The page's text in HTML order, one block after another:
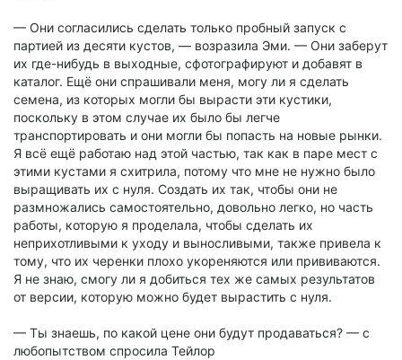
— Они согласились сделать только пробный запуск с
партией из десяти кустов, — возразила Эми. — Они заберут
их где-нибудь в выходные, сфотографируют и добавят в
каталог. Ещё они спрашивали меня, могу ли я сделать
семена, из которых могли бы вырасти эти кустики,
поскольку в этом случае их было бы легче
транспортировать и они могли бы попасть на новые рынки.
Я всё ещё работаю над этой частью, так как в паре мест с
этими кустами я схитрила, потому что мне не нужно было
выращивать их с нуля. Создать их так, чтобы они не
размножались самостоятельно, довольно легко, но часть
работы, которую я проделала, чтобы сделать их
неприхотливыми к уходу и выносливыми, также привела к
тому, что их черенки плохо укореняются или прививаются.
Я не знаю, смогу ли я добиться тех же самых результатов
от версии, которую можно будет вырастить с нуля.
— Ты знаешь, по какой цене они будут продаваться? — с
любопытством спросила Тейлор